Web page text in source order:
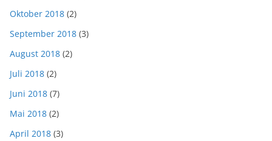
Oktober 2018 (2)
September 2018 (3)
August 2018 (2)
Juli 2018 (2)
Juni 2018 (7)
Mai 2018 (2)
April 2018 (3)